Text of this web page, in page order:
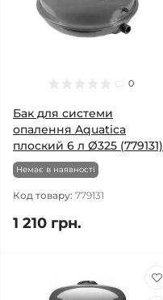
0
Бак для системи
опалення Aquatica
плоский 6 л Ø325 (779131)
Немає в наявності
Код товару: 779131
1 210 грн.